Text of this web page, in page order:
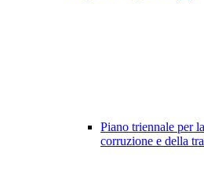
Piano triennale per
corruzione e della